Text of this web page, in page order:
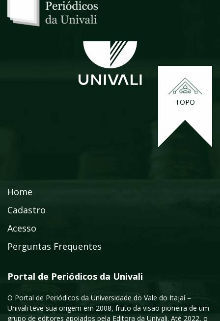
TOPO
Home
Cadastro
Acesso
Perguntas Frequentes
Portal de Periódicos da Univali
O Portal de Periódicos da Universidade do Vale do Itajaí –
Univali teve sua origem em 2008, fruto da visão pioneira de um
grupo de editores apoiados pela Editora da Univali. Até 2022, o